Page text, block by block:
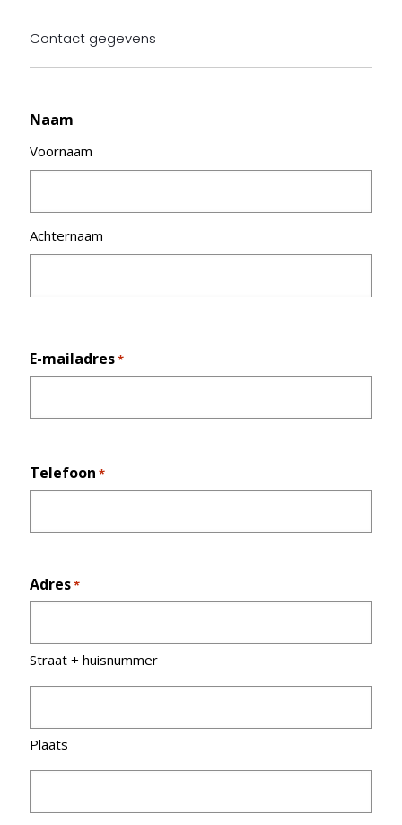
Contact gegevens
Naam
Voornaam
Achternaam
E-mailadres*
Telefoon *
Adres*
Straat + huisnummer
Plaats